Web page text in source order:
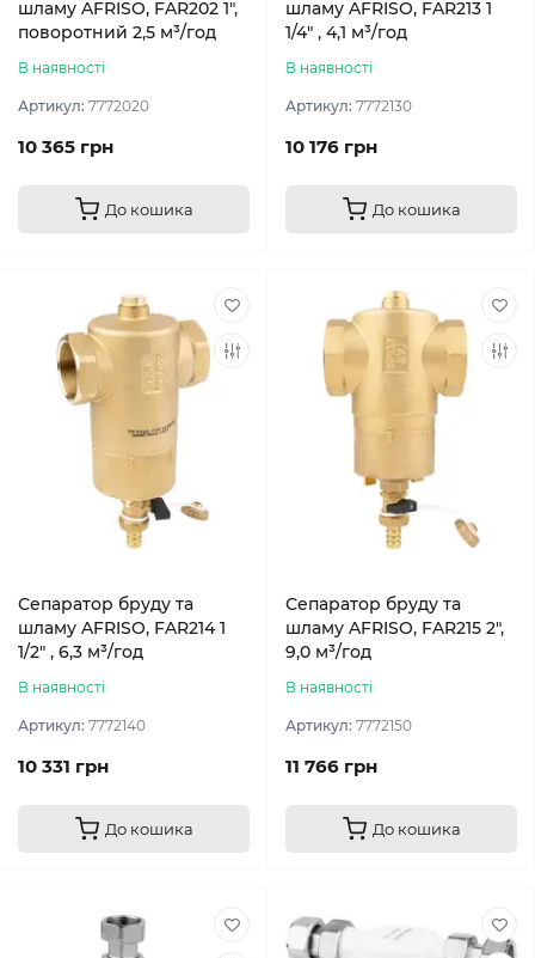
шламу AFRISO, FAR202 1",
поворотний 2,5 м³/год
В наявності
Артикул: 7772020
10 365 грн
До кошика
шламу AFRISO, FAR213 1
1/4" , 4,1 м³/год
В наявності
Артикул: 7772130
10 176 грн
До кошика
Сепаратор бруду та
шламу AFRISO, FAR214 1
1/2" , 6,3 м³/год
В наявності
Артикул: 7772140
10 331 грн
До кошика
Сепаратор бруду та
шламу AFRISO, FAR215 2",
9,0 м³/год
В наявності
Артикул: 7772150
11 766 грн
До кошика